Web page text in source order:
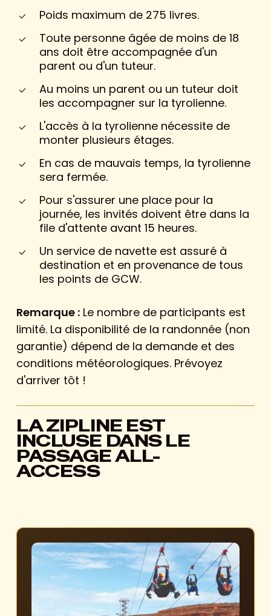
Poids maximum de 275 livres.
Toute personne âgée de moins de 18
ans doit être accompagnée d'un
parent ou d'un tuteur.
Au moins un parent ou un tuteur doit
les accompagner sur la tyrolienne.
L'accès à la tyrolienne nécessite de
monter plusieurs étages.
En cas de mauvais temps, la tyrolienne
sera fermée.
Pour s'assurer une place pour la
journée, les invités doivent être dans la
file d'attente avant 15 heures.
Un service de navette est assuré à
destination et en provenance de tous
les points de GCW.
Remarque :Le nombre de participants est
limité. La disponibilité de la randonnée (non
garantie) dépend de la demande et des
conditions météorologiques. Prévoyez
d'arriver tôt !
LA ZIPLINE EST
INCLUSE DANS LE
PASSAGE ALL-
ACCESS